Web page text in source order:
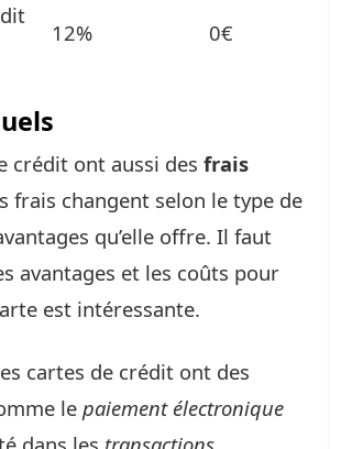
12% 0€
crédit ont aussi des frais
frais changent selon le type de
qu’elle offre. Il faut
avantages et les coûts pour
est intéressante.
cartes de crédit ont des
le paiement électronique